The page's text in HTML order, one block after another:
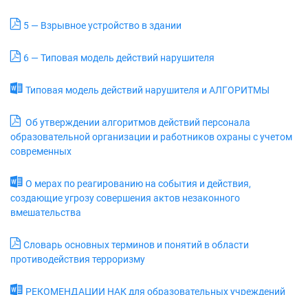
5 — Взрывное устройство в здании
6 — Типовая модель действий нарушителя
Типовая модель действий нарушителя и АЛГОРИТМЫ
Об утверждении алгоритмов действий персонала
образовательной организации и работников охраны с учетом
современных
О мерах по реагированию на события и действия,
создающие угрозу совершения актов незаконного
вмешательства
Словарь основных терминов и понятий в области
противодействия терроризму
РЕКОМЕНДАЦИИ НАК для образовательных учреждений